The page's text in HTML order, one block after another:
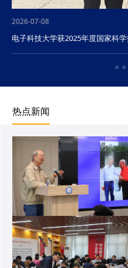
2026-07-08
电子科技大学获2025年度国家科
热点新闻